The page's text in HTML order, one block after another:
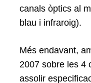
canals òptics al
blau i infraroig).
Més endavant,
2007 sobre les 4
assolir